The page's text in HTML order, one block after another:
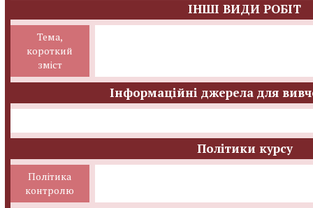
ІНШІ ВИДИ РОБІТ
Тема,
короткий
зміст
Інформаційні джерела для
Політики курсу
Політика
контролю